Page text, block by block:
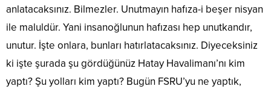
anlatacaksınız. Bilmezler. Unutmayın hafıza-i beşer nisyan
ile maluldür. Yani insanoğlunun hafızası hep unutkandır,
unutur. İşte onlara, bunları hatırlatacaksınız. Diyeceksiniz
ki işte şurada şu gördüğünüz Hatay Havalimanı’nı kim
yaptı? Şu yolları kim yaptı? Bugün FSRU’yu ne yaptık,